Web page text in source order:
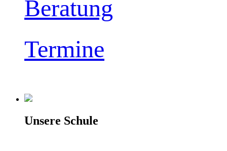
Beratung
Termine
Unsere Schule